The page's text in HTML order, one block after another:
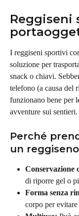
Reggiseni
I reggiseni sportivi
soluzione per
snack o chiavi.
telefono (a causa del
funzionano bene per
avventure sui sentieri.
Perché
un
Conservazione
di riporre gel o
Forma senza
corpo per